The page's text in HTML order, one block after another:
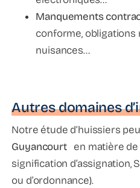
Manquements
conforme, obligations
nuisances…
Autres domaines
Notre étude d‘huissiers
Guyancourten matière de
signification d’assignation,
ou d’ordonnance).